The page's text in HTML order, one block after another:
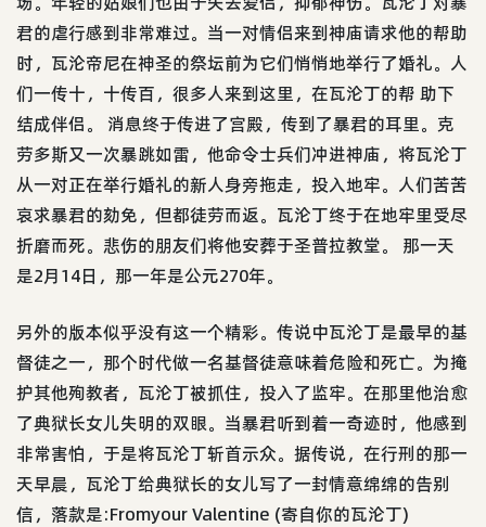
君的虐行感到非常难过。当一对情侣来到神庙请求他的帮助
时，瓦沦帝尼在神圣的祭坛前为它们悄悄地举行了婚礼。人
们一传十，十传百，很多人来到这里，在瓦沦丁的帮 助下
结成伴侣。 消息终于传进了宫殿，传到了暴君的耳里。克
劳多斯又一次暴跳如雷，他命令士兵们冲进神庙，将瓦沦丁
从一对正在举行婚礼的新人身旁拖走，投入地牢。人们苦苦
哀求暴君的劾免，但都徒劳而返。瓦沦丁终于在地牢里受尽
折磨而死。悲伤的朋友们将他安葬于圣普拉教堂。 那一天
是2月14日，那一年是公元270年。
另外的版本似乎没有这一个精彩。传说中瓦沦丁是最早的基
督徒之一，那个时代做一名基督徒意味着危险和死亡。为掩
护其他殉教者，瓦沦丁被抓住，投入了监牢。在那里他治愈
了典狱长女儿失明的双眼。当暴君听到着一奇迹时，他感到
非常害怕，于是将瓦沦丁斩首示众。据传说，在行刑的那一
天早晨，瓦沦丁给典狱长的女儿写了一封情意绵绵的告别
信，落款是:Fromyour Valentine (寄自你的瓦沦丁)